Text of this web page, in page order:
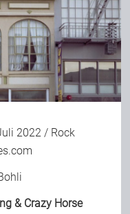
2022 / Rock
& Crazy Horse